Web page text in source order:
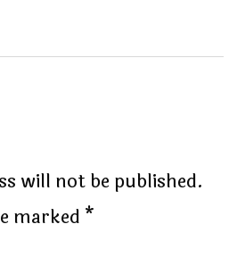
will not be published.
marked *